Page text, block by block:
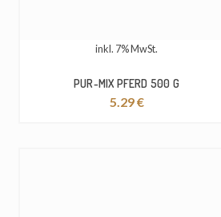
inkl. 7% MwSt.
PUR-MIX PFERD 500 G
5.29€